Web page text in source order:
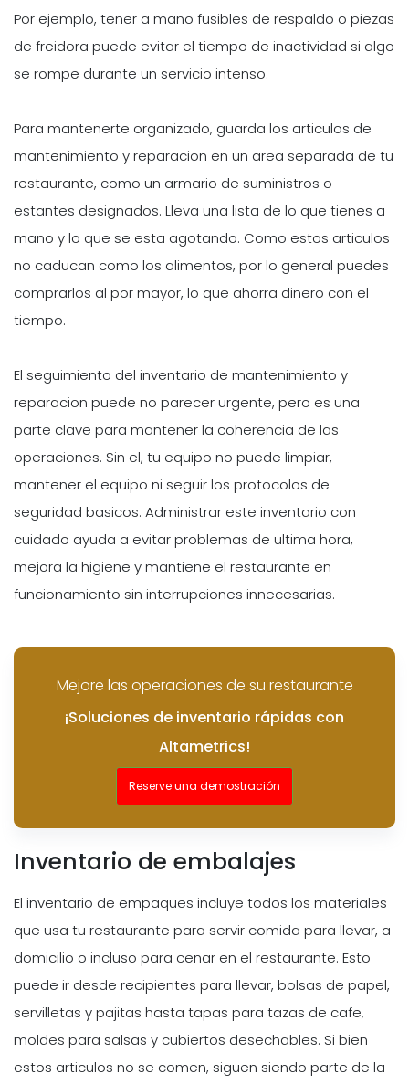
Por ejemplo, tener a mano fusibles de respaldo o piezas
de freidora puede evitar el tiempo de inactividad si algo
se rompe durante un servicio intenso.
Para mantenerte organizado, guarda los articulos de
mantenimiento y reparacion en un area separada de tu
restaurante, como un armario de suministros o
estantes designados. Lleva una lista de lo que tienes a
mano y lo que se esta agotando. Como estos articulos
no caducan como los alimentos, por lo general puedes
comprarlos al por mayor, lo que ahorra dinero con el
tiempo.
El seguimiento del inventario de mantenimiento y
reparacion puede no parecer urgente, pero es una
parte clave para mantener la coherencia de las
operaciones. Sin el, tu equipo no puede limpiar,
mantener el equipo ni seguir los protocolos de
seguridad basicos. Administrar este inventario con
cuidado ayuda a evitar problemas de ultima hora,
mejora la higiene y mantiene el restaurante en
funcionamiento sin interrupciones innecesarias.
Mejore las operaciones de su restaurante
¡Soluciones de inventario rápidas con
Altametrics!
Reserve una demostración
Inventario de embalajes
El inventario de empaques incluye todos los materiales
que usa tu restaurante para servir comida para llevar, a
domicilio o incluso para cenar en el restaurante. Esto
puede ir desde recipientes para llevar, bolsas de papel,
servilletas y pajitas hasta tapas para tazas de cafe,
moldes para salsas y cubiertos desechables. Si bien
estos articulos no se comen, siguen siendo parte de la